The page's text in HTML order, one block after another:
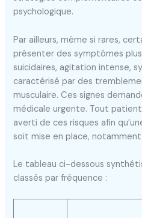
psychologique.
Par ailleurs, même si rares,
présenter des symptômes
suicidaires, agitation intense,
caractérisé par des
musculaire. Ces signes
médicale urgente. Tout
averti de ces risques afin
soit mise en place,
Le tableau ci-dessous
classés par fréquence :